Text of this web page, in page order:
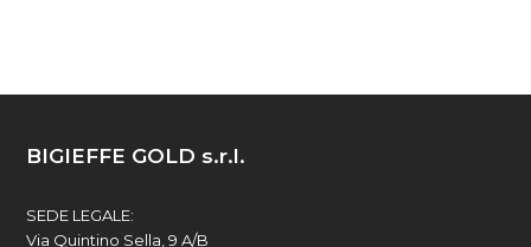
BIGIEFFE GOLD s.r.l.
SEDE LEGALE:
Via Quintino Sella, 9 A/B